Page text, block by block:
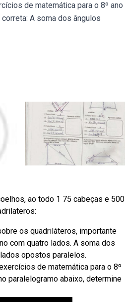
de matemática para o 8º ano
A soma dos ângulos
ao todo 1 75 cabeças e 500
os quadriláteros, importante
com quatro lados. A soma dos
opostos paralelos.
de matemática para o 8º
paralelogramo abaixo, determine